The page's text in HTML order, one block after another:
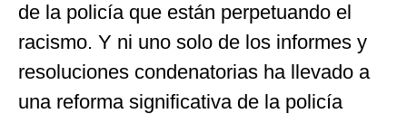
de la policía que están perpetuando el
racismo. Y ni uno solo de los informes y
resoluciones condenatorias ha llevado a
una reforma significativa de la policía